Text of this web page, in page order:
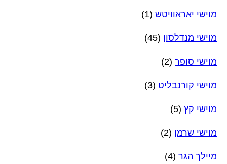
מוישי יאראוויטש (1)
מוישי מנדלסון (45)
מוישי סופר (2)
מוישי קורנבליט (3)
מוישי קץ (5)
מוישי שרמן (2)
מיילך הגר (4)